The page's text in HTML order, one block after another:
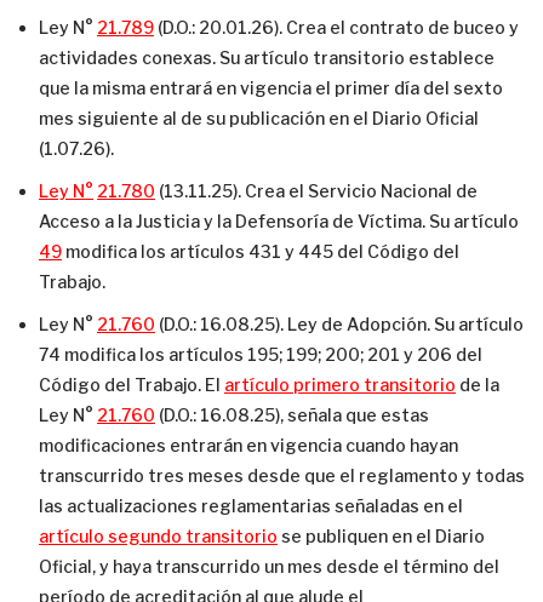
Ley N° 21.789 (D.O.: 20.01.26). Crea el contrato de buceo y
actividades conexas. Su artículo transitorio establece
que la misma entrará en vigencia el primer día del sexto
mes siguiente al de su publicación en el Diario Oficial
(1.07.26).
Ley N° 21.780 (13.11.25). Crea el Servicio Nacional de
Acceso a la Justicia y la Defensoría de Víctima. Su artículo
49 modifica los artículos 431 y 445 del Código del
Trabajo.
Ley N° 21.760 (D.O.: 16.08.25). Ley de Adopción. Su artículo
74 modifica los artículos 195; 199; 200; 201 y 206 del
Código del Trabajo. El artículo primero transitorio de la
Ley N° 21.760 (D.O.: 16.08.25), señala que estas
modificaciones entrarán en vigencia cuando hayan
transcurrido tres meses desde que el reglamento y todas
las actualizaciones reglamentarias señaladas en el
artículo segundo transitorio se publiquen en el Diario
Oficial, y haya transcurrido un mes desde el término del
período de acreditación al que alude el